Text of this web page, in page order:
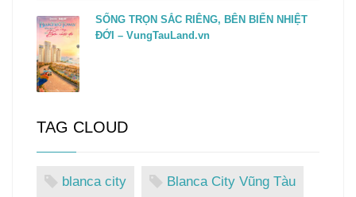
SỐNG TRỌN SẮC RIÊNG, BÊN BIỂN NHIỆT
ĐỚI – VungTauLand.vn
TAG CLOUD
blanca city Blanca City Vũng Tàu